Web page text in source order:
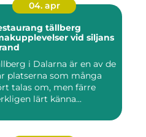
04. apr
tällberg
vid siljans
i Dalarna är en av de
platserna som många
talas om, men färre
lärt känna...